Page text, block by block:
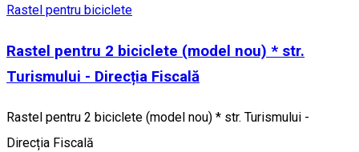
Rastel pentru biciclete
Rastel pentru 2 biciclete (model nou) * str.
Turismului - Direcția Fiscală
Rastel pentru 2 biciclete (model nou) * str. Turismului -
Direcția Fiscală